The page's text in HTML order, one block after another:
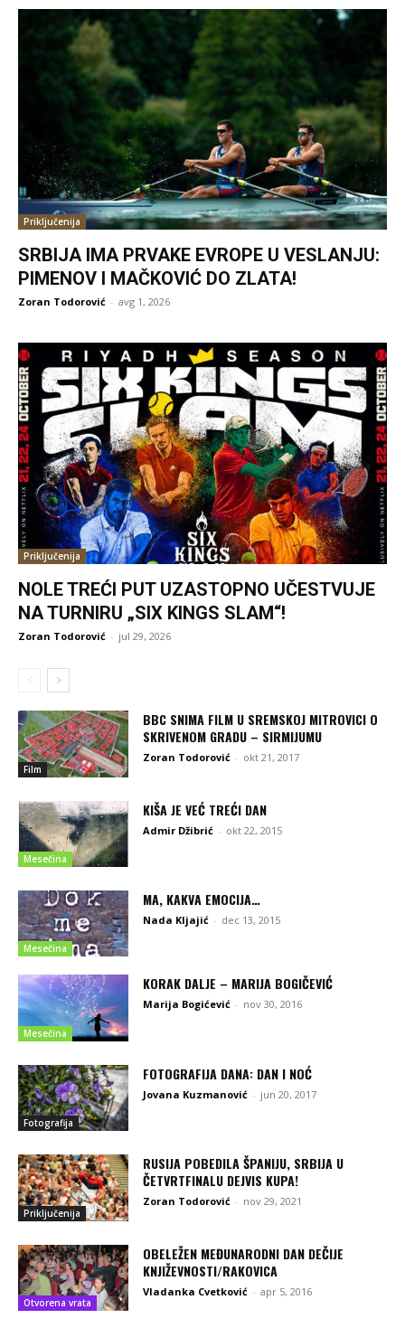
Priključenija
SRBIJA IMA PRVAKE EVROPE U VESLANJU:
PIMENOV I MAČKOVIĆ DO ZLATA!
Zoran Todorović - avg 1, 2026
Priključenija
NOLE TREĆI PUT UZASTOPNO UČESTVUJE
NA TURNIRU „SIX KINGS SLAM“!
Zoran Todorović - jul 29, 2026
Film
BBC SNIMA FILM U SREMSKOJ MITROVICI O
SKRIVENOM GRADU – SIRMIJUMU
Zoran Todorović - okt 21, 2017
Mesečina
KIŠA JE VEĆ TREĆI DAN
Admir Džibrić - okt 22, 2015
Mesečina
MA, KAKVA EMOCIJA…
Nada Kljajić - dec 13, 2015
Mesečina
KORAK DALJE – MARIJA BOGIČEVIĆ
Marija Bogićević - nov 30, 2016
Fotografija
FOTOGRAFIJA DANA: DAN I NOĆ
Jovana Kuzmanović - jun 20, 2017
Priključenija
RUSIJA POBEDILA ŠPANIJU, SRBIJA U
ČETVRTFINALU DEJVIS KUPA!
Zoran Todorović - nov 29, 2021
Otvorena vrata
OBELEŽEN MEĐUNARODNI DAN DEČIJE
KNJIŽEVNOSTI/RAKOVICA
Vladanka Cvetković - apr 5, 2016